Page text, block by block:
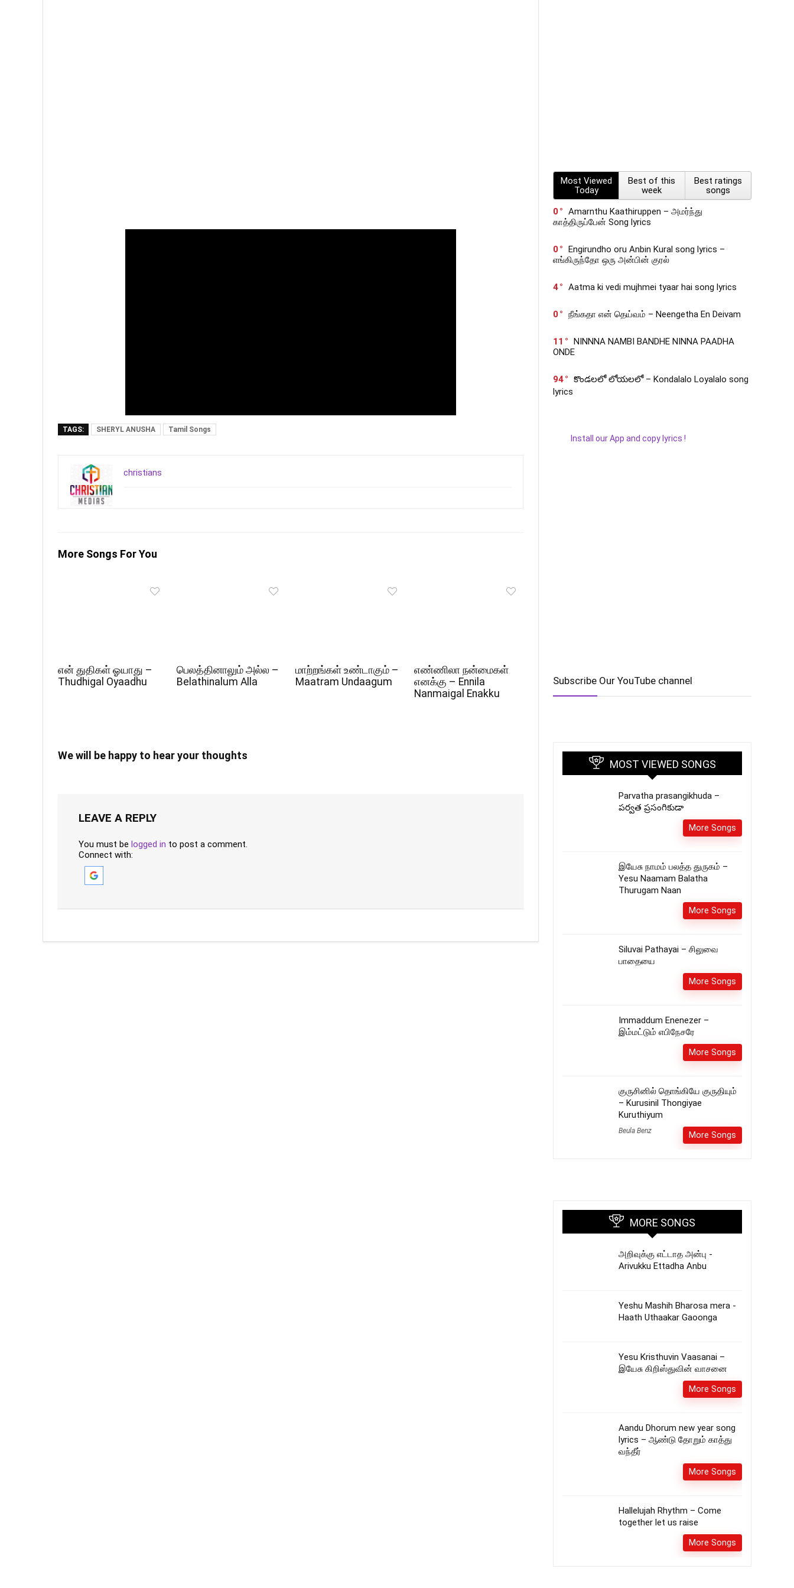
TAGS: SHERYL ANUSHA Tamil Songs
christians
More Songs For You
என் துதிகள் ஓயாது –
Thudhigal Oyaadhu
பெலத்தினாலும் அல்ல –
Belathinalum Alla
மாற்றங்கள் உண்டாகும் –
Maatram Undaagum
எண்ணிலா நன்மைகள்
எனக்கு – Ennila
Nanmaigal Enakku
We will be happy to hear your thoughts
LEAVE A REPLY
You must be logged in to post a comment.
Connect with:
Most Viewed
Today
Best of this
week
Best ratings
songs
0
Amarnthu Kaathiruppen – அமர்ந்து
காத்திருப்பேன் Song lyrics
0
Engirundho oru Anbin Kural song lyrics –
எங்கிருந்தோ ஒரு அன்பின் குரல்
4 Aatma ki vedi mujhmei tyaar hai song lyrics
0 நீங்கதா என் தெய்வம் – Neengetha En Deivam
11
NINNNA NAMBI BANDHE NINNA PAADHA
ONDE
94
కొండలలో లోయలలో – Kondalalo Loyalalo song
lyrics
Install our App and copy lyrics !
Subscribe Our YouTube channel
MOST VIEWED SONGS
Parvatha prasangikhuda –
పర్వత ప్రసంగికుడా
More Songs
இயேசு நாமம் பலத்த துருகம் –
Yesu Naamam Balatha
Thurugam Naan
More Songs
Siluvai Pathayai – சிலுவை
பாதையை
More Songs
Immaddum Enenezer –
இம்மட்டும் எபிநேசரே
More Songs
குருசினில் தொங்கியே குருதியும்
– Kurusinil Thongiyae
Kuruthiyum
Beula Benz More Songs
MORE SONGS
அறிவுக்கு எட்டாத அன்பு -
Arivukku Ettadha Anbu
Yeshu Mashih Bharosa mera -
Haath Uthaakar Gaoonga
Yesu Kristhuvin Vaasanai –
இயேசு கிறிஸ்துவின் வாசனை
More Songs
Aandu Dhorum new year song
lyrics – ஆண்டு தோறும் காத்து
வந்தீர்
More Songs
Hallelujah Rhythm – Come
together let us raise
More Songs